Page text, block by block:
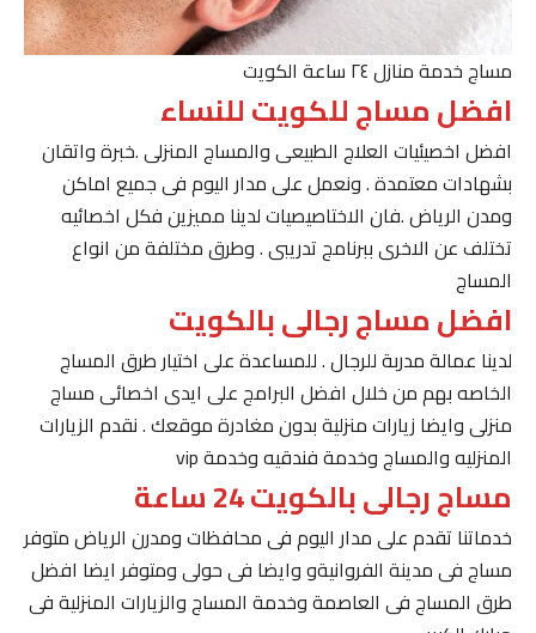
مساج خدمة منازل ٢٤ ساعة الكويت
افضل مساج للكويت للنساء
افضل اخصيئيات العلاج الطبيعى والمساج المنزلى .خبرة واتقان
بشهادات معتمدة . ونعمل على مدار اليوم فى جميع اماكن
ومدن الرياض .فان الاختاصيصيات لدينا مميزين فكل اخصائيه
تختلف عن الاخرى ببرنامج تدريبى . وطرق مختلفة من انواع
المساج
افضل مساج رجالى بالكويت
لدينا عمالة مدربة للرجال . للمساعدة على اختيار طرق المساج
الخاصه بهم من خلال افضل البرامج على ايدى اخصائى مساج
منزلى وايضا زيارات منزلية بدون مغادرة موقعك . نقدم الزيارات
المنزليه والمساج وخدمة فندقيه وخدمة vip
مساج رجالى بالكويت 24 ساعة
خدماتنا تقدم على مدار اليوم فى محافظات ومدرن الرياض متوفر
مساج فى مدينة الفروانيةو وايضا فى حولى ومتوفر ايضا افضل
طرق المساج فى العاصمة وخدمة المساج والزيارات المنزلية فى